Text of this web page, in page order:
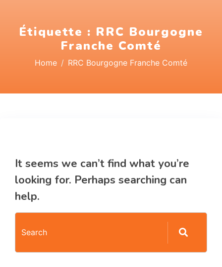
Étiquette : RRC Bourgogne
Franche Comté
Home RRC Bourgogne Franche Comté
It seems we can’t find what you’re
looking for. Perhaps searching can
help.